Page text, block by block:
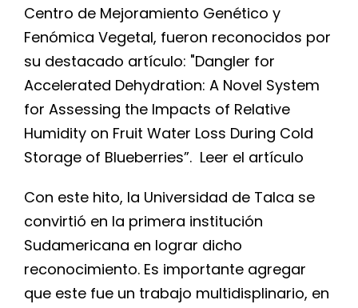
Centro de Mejoramiento Genético y
Fenómica Vegetal, fueron reconocidos por
su destacado artículo: "Dangler for
Accelerated Dehydration: A Novel System
for Assessing the Impacts of Relative
Humidity on Fruit Water Loss During Cold
Storage of Blueberries”. Leer el artículo
Con este hito, la Universidad de Talca se
convirtió en la primera institución
Sudamericana en lograr dicho
reconocimiento. Es importante agregar
que este fue un trabajo multidisplinario, en